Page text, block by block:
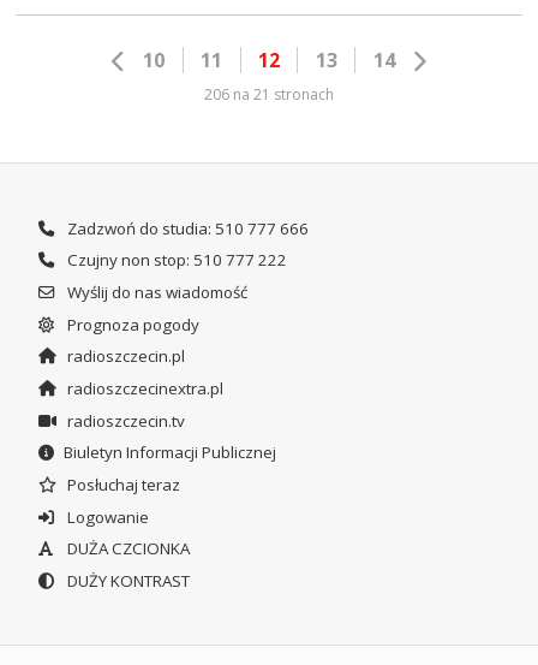
10 11 12 13 14
206 na 21 stronach
Zadzwoń do studia: 510 777 666
Czujny non stop: 510 777 222
Wyślij do nas wiadomość
Prognoza pogody
radioszczecin.pl
radioszczecinextra.pl
radioszczecin.tv
Biuletyn Informacji Publicznej
Posłuchaj teraz
Logowanie
DUŻA CZCIONKA
DUŻY KONTRAST